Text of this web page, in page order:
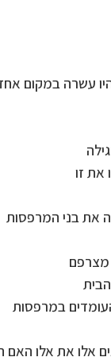
עשרה במקום
את זו
את בני המרפסות
מצרפם
במרפסות
אלו את אלו